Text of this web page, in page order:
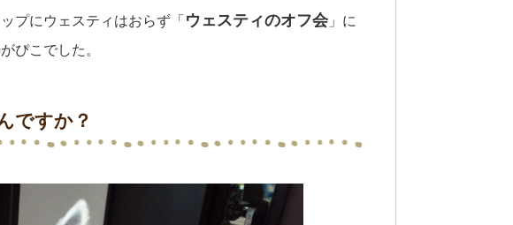
プにウェスティはおらず「 ウェスティのオフ会」に
ぴこでした。
ですか？